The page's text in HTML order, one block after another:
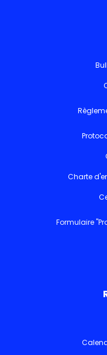
Charte
Formulaire